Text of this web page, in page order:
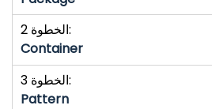
الخطوة 2:
Container
الخطوة 3:
Pattern